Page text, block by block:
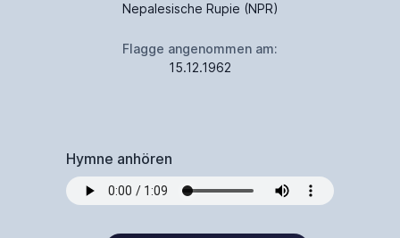
Nepalesische Rupie (NPR)
Flagge angenommen am:
15.12.1962
Hymne anhören